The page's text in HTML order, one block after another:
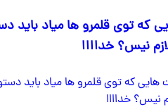
که توی قلمرو ها میاد باید
نیس؟ خداااا